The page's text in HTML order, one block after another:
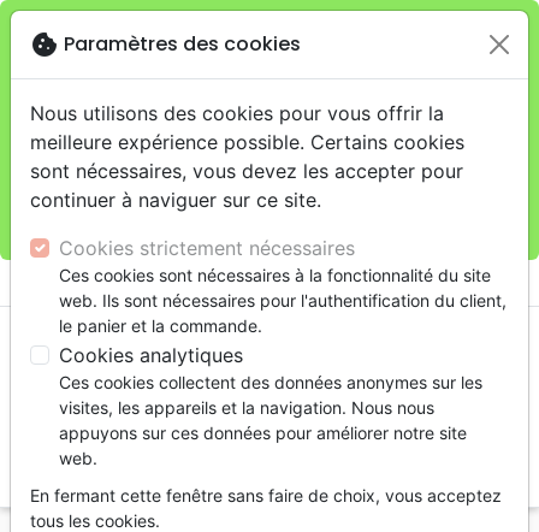
Je veux retirer ma commande au 11 rue de Rive,
Genèveclose
warningCette boutique en ligne est limitée au retrait en
magasin.
Pour les livraisons à domicile, veuillez passer vos
commandes sur la boutique La Maison de la Bible
shopping_cart
cookie Paramètres des cookies
Nous utilisons des cookies pour vous offrir la
meilleure expérience possible. Certains cookies
sont nécessaires, vous devez les accepter pour
continuer à naviguer sur ce site.
Cookies strictement nécessaires
Ces cookies sont nécessaires à la fonctionnalité du site
web. Ils sont nécessaires pour l'authentification du client,
le panier et la commande.
Cookies analytiques
Ces cookies collectent des données anonymes sur les
visites, les appareils et la navigation. Nous nous
appuyons sur ces données pour améliorer notre site
web.
En fermant cette fenêtre sans faire de choix, vous acceptez
tous les cookies.